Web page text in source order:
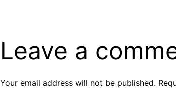
Leave a
Your email address will not be published.